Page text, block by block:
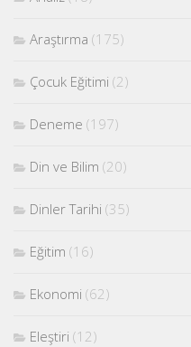
Araştırma (175)
Çocuk Eğitimi (2)
Deneme (197)
Din ve Bilim (20)
Dinler Tarihi (35)
Eğitim (16)
Ekonomi (62)
Eleştiri (12)